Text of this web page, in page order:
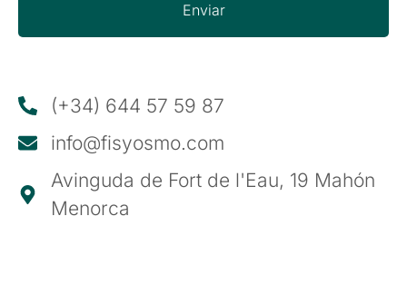
Enviar
(+34) 644 57 59 87
info@fisyosmo.com
Avinguda de Fort de l'Eau, 19 Mahón
Menorca